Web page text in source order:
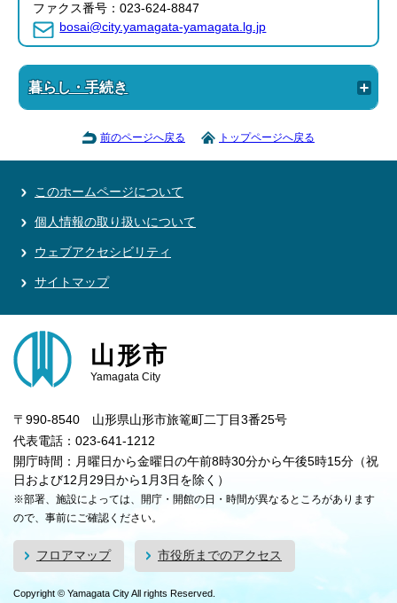
ファクス番号：023-624-8847
bosai@city.yamagata-yamagata.lg.jp
暮らし・手続き
前のページへ戻る トップページへ戻る
このホームページについて
個人情報の取り扱いについて
ウェブアクセシビリティ
サイトマップ
山形市
Yamagata City
〒990-8540 山形県山形市旅篭町二丁目3番25号
代表電話：023-641-1212
開庁時間：月曜日から金曜日の午前8時30分から午後5時15分（祝
日および12月29日から1月3日を除く）
※部署、施設によっては、開庁・開館の日・時間が異なるところがあります
ので、事前にご確認ください。
フロアマップ 市役所までのアクセス
Copyright © Yamagata City All rights Reserved.